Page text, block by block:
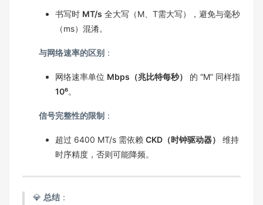
书写时 MT/s 全大写（M、T需大写），避免与毫秒
（ms）混淆。
与网络速率的区别 ：
网络速率单位 Mbps（兆比特每秒）
的 “M” 同样指
10⁶。
信号完整性的限制 ：
超过 6400 MT/s 需依赖 CKD（时钟驱动器）
维持
时序精度，否则可能降频。
💎 总结：